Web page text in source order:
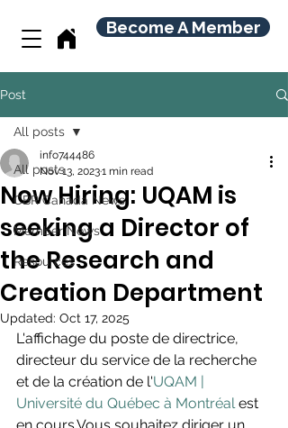
Become A Member
Post
All posts
CBR Canada News
Member News
Resources
All posts
Now Hiring: UQAM is
seeking a Director of
the Research and
Creation Department
info744486
Nov 13, 20231 min read
Updated: Oct 17, 2025
L'affichage du poste de directrice,
directeur du service de la recherche
et de la création de l'UQAM |
Université du Québec à Montréal est